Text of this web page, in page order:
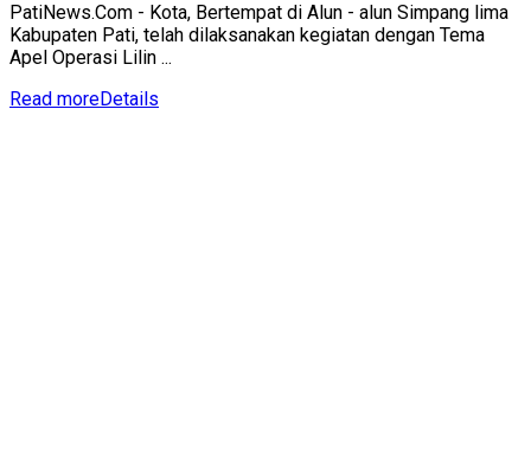
PatiNews.Com - Kota, Bertempat di Alun - alun Simpang lima
Kabupaten Pati, telah dilaksanakan kegiatan dengan Tema
Apel Operasi Lilin ...
Read moreDetails